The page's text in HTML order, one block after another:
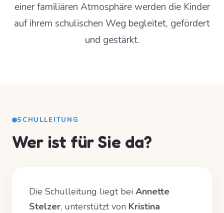
einer familiären Atmosphäre werden die Kinder
auf ihrem schulischen Weg begleitet, gefördert
und gestärkt.
SCHULLEITUNG
Wer ist für Sie da?
Die Schulleitung liegt bei Annette
Stelzer, unterstützt von Kristina